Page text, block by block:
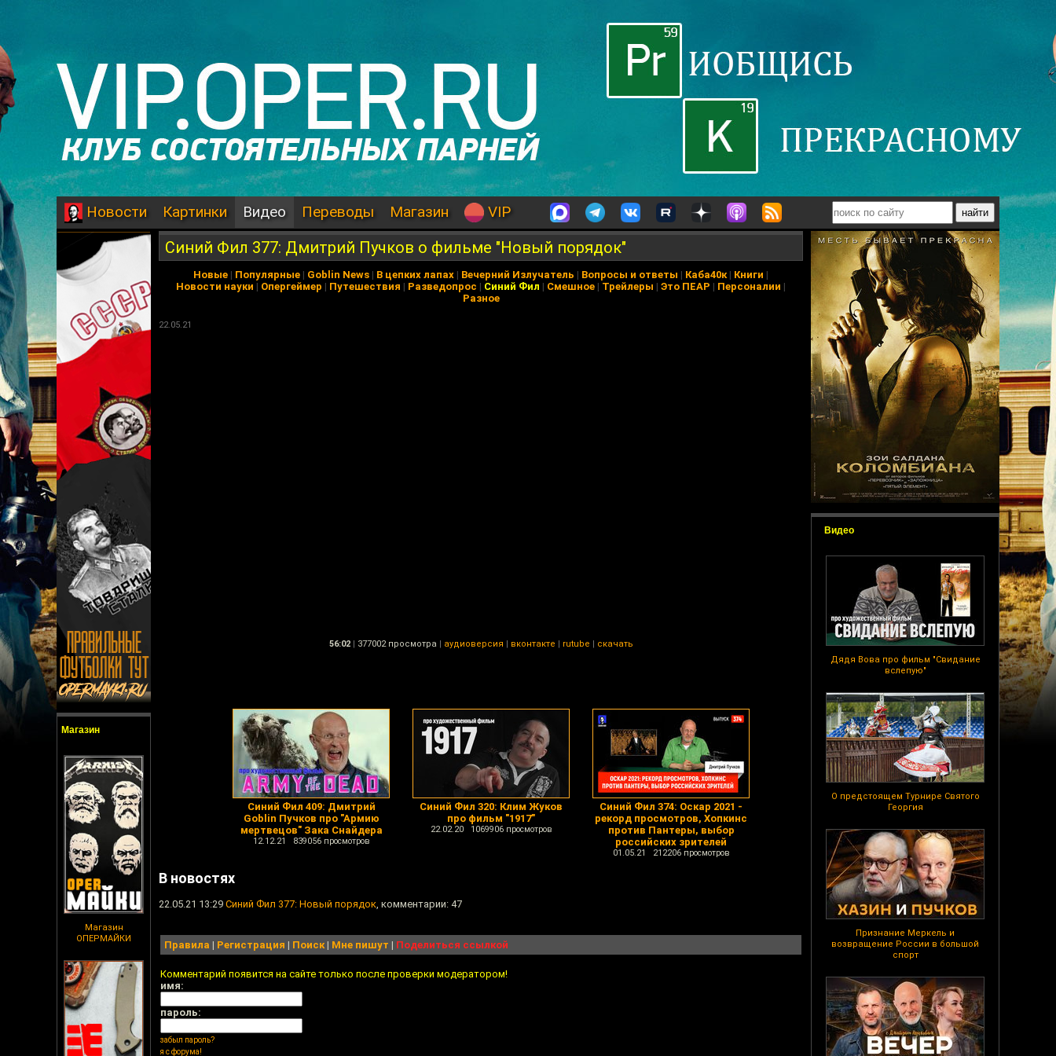
Новости Картинки Видео Переводы Магазин VIP
Магазин
Магазин
ОПЕРМАЙКИ
Видео
Дядя Вова про фильм "Свидание
вслепую"
О предстоящем Турнире Святого
Георгия
Признание Меркель и
возвращение России в большой
спорт
Синий Фил 377: Дмитрий Пучков о фильме "Новый порядок"
Новые | Популярные | Goblin News | В цепких лапах | Вечерний Излучатель | Вопросы и ответы | Каба40к| Книги |
Новости науки | Опергеймер | Путешествия | Разведопрос | Синий Фил | Смешное | Трейлеры | Это ПЕАР | Персоналии |
Разное
22.05.21
56:02 | 377002 просмотра | аудиоверсия | вконтакте | rutube | скачать
Синий Фил 409: Дмитрий
Goblin Пучков про "Армию
мертвецов" Зака Снайдера
12.12.21 839056 просмотров
Синий Фил 320: Клим Жуков
про фильм "1917"
22.02.20 1069906 просмотров
Синий Фил 374: Оскар 2021 -
рекорд просмотров, Хопкинс
против Пантеры, выбор
российских зрителей
01.05.21 212206 просмотров
В новостях
22.05.21 13:29 Синий Фил 377: Новый порядок, комментарии: 47
Правила | Регистрация | Поиск| Мне пишут | Поделиться ссылкой
Комментарий появится на сайте только после проверки модератором!
имя:
пароль:
забыл пароль?
я с форума!